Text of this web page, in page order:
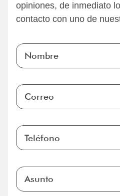
opiniones, de inmediato
contacto con uno de